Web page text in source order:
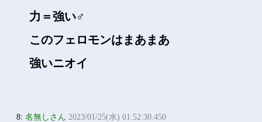
力＝強い♂
このフェロモンはまあまあ
強いニオイ
8:名無しさん 2023/01/25(水) 01:52:30.450